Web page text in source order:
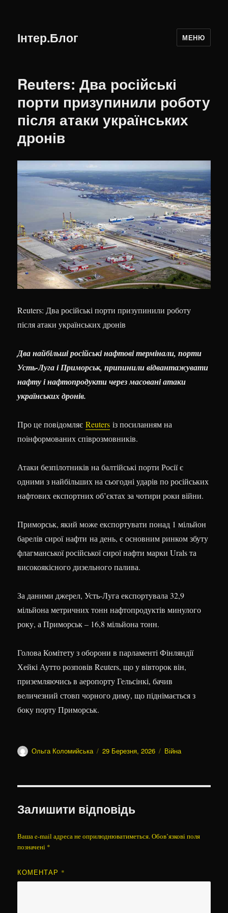
Інтер.Блог МЕНЮ
Reuters: Два російські
порти призупинили роботу
після атаки українських
дронів
Reuters: Два російські порти призупинили роботу
після атаки українських дронів
Два найбільші російські нафтові термінали, порти
Усть-Луга і Приморськ, припинили відвантажувати
нафту і нафтопродукти через масовані атаки
українських дронів.
Про це повідомляєReuters із посиланням на
поінформованих співрозмовників.
Атаки безпілотників на балтійські порти Росії є
одними з найбільших на сьогодні ударів по російських
нафтових експортних об’єктах за чотири роки війни.
Приморськ, який може експортувати понад 1 мільйон
барелів сирої нафти на день, є основним ринком збуту
флагманської російської сирої нафти марки Urals та
високоякісного дизельного палива.
За даними джерел, Усть-Луга експортувала 32,9
мільйона метричних тонн нафтопродуктів минулого
року, а Приморськ – 16,8 мільйона тонн.
Голова Комітету з оборони в парламенті Фінляндії
Хейкі Аутто розповів Reuters, що у вівторок він,
приземляючись в аеропорту Гельсінкі, бачив
величезний стовп чорного диму, що піднімається з
боку порту Приморськ.
Автор
Ольга Коломийська Оприлюднено
29 Березня, 2026 Категорії
Війна
Залишити відповідь
Ваша e-mail адреса не оприлюднюватиметься.Обов’язкові поля
позначені *
КОМЕНТАР *